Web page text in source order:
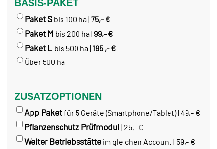
BASIS-PAKET
Paket S
bis 100 ha | 75,- €
Paket M bis 200 ha | 99,- €
Paket L bis 500 ha | 195 ,- €
Über 500 ha
ZUSATZOPTIONEN
App Paket
für 5 Geräte (Smartphone/Tablet) | 49,- €
Pflanzenschutz Prüfmodul | 25,- €
Weiter Betriebsstätte im gleichen Account | 59,- €